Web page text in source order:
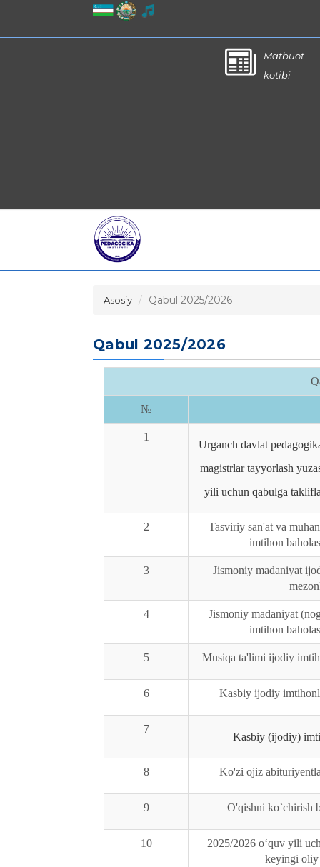
Matbuot
kotibi
Asosiy Qabul 2025/2026
Qabul 2025/2026
№
1
Urganch davlat
magistrlar tayyorlash
yili uchun qabulga
2
Tasviriy san'at va
imtihon
3
Jismoniy madaniyat
4
Jismoniy madaniyat
imtihon
5 Musiqa ta'limi ijodiy
6 Kasbiy ijodiy
7
Kasbiy (ijodiy)
8 Ko'zi ojiz
9 O'qishni ko`chirish
10
2025/2026 o‘quv yili
keyingi oliy